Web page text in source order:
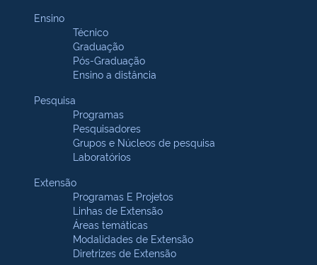
Ensino
Técnico
Graduação
Pós-Graduação
Ensino a distância
Pesquisa
Programas
Pesquisadores
Grupos e Núcleos de pesquisa
Laboratórios
Extensão
Programas E Projetos
Linhas de Extensão
Áreas temáticas
Modalidades de Extensão
Diretrizes de Extensão